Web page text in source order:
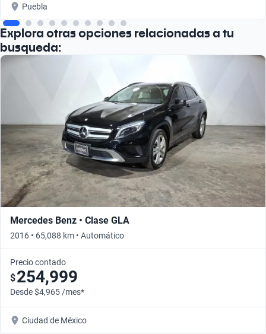
Puebla
Explora otras opciones relacionadas a tu
busqueda:
Mercedes Benz • Clase GLA
2016 • 65,088 km • Automático
Precio contado
$254,999
Desde $4,965 /mes*
Ciudad de México